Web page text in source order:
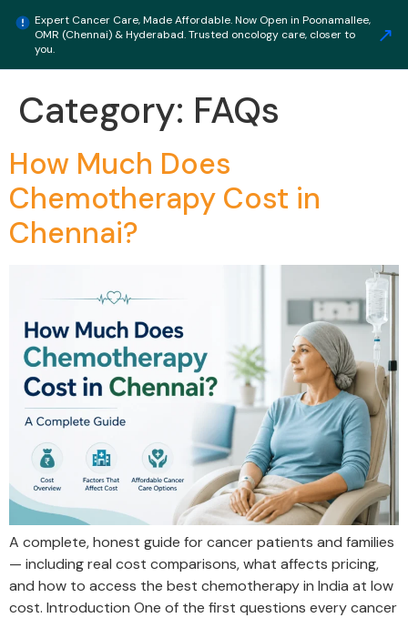
Get Estimate
Expert Cancer Care, Made Affordable. Now Open in Poonamallee,
OMR (Chennai) & Hyderabad. Trusted oncology care, closer to
you.
↗
Category: FAQs
How Much Does
Chemotherapy Cost in
Chennai?
A complete, honest guide for cancer patients and families
— including real cost comparisons, what affects pricing,
and how to access the best chemotherapy in India at low
cost. Introduction One of the first questions every cancer